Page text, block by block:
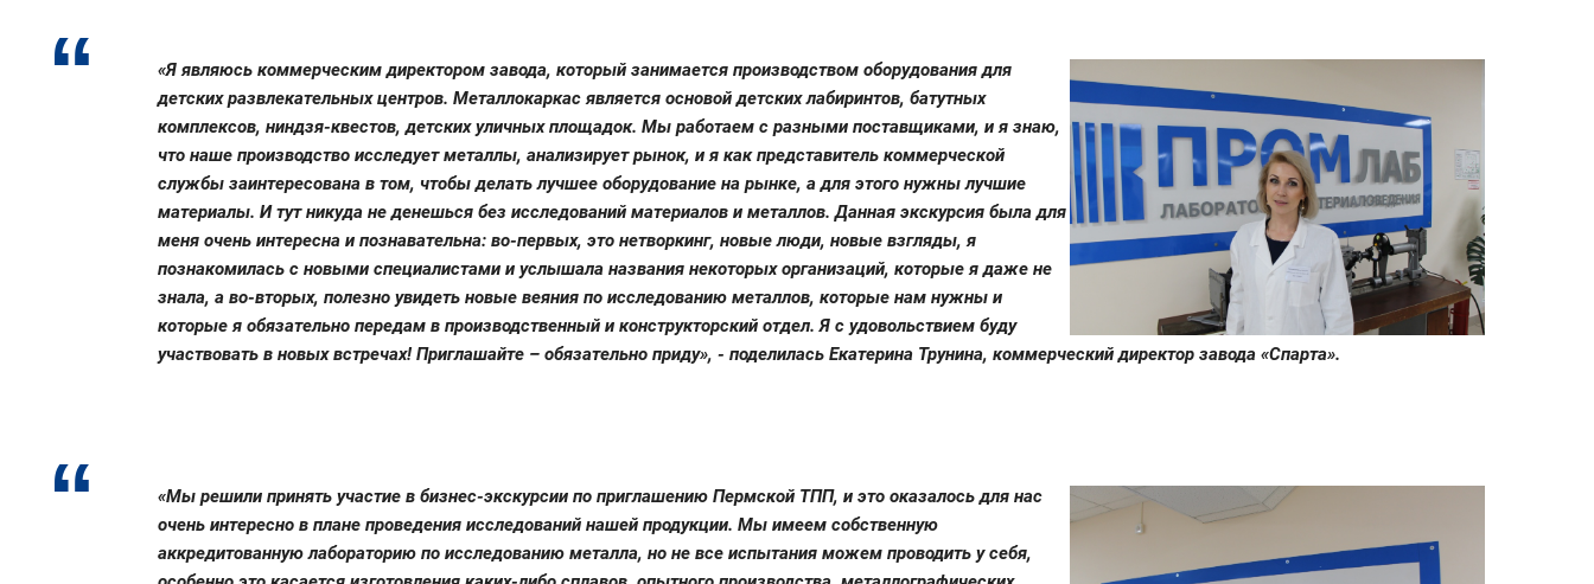
«Я являюсь коммерческим директором завода, который занимается производством оборудования для
детских развлекательных центров. Металлокаркас является основой детских лабиринтов, батутных
комплексов, ниндзя-квестов, детских уличных площадок. Мы работаем с разными поставщиками, и я знаю,
что наше производство исследует металлы, анализирует рынок, и я как представитель коммерческой
службы заинтересована в том, чтобы делать лучшее оборудование на рынке, а для этого нужны лучшие
материалы. И тут никуда не денешься без исследований материалов и металлов. Данная экскурсия была для
меня очень интересна и познавательна: во-первых, это нетворкинг, новые люди, новые взгляды, я
познакомилась с новыми специалистами и услышала названия некоторых организаций, которые я даже не
знала, а во-вторых, полезно увидеть новые веяния по исследованию металлов, которые нам нужны и
которые я обязательно передам в производственный и конструкторский отдел. Я с удовольствием буду
участвовать в новых встречах! Приглашайте – обязательно приду», - поделилась Екатерина Трунина, коммерческий директор завода «Спарта».
«Мы решили принять участие в бизнес-экскурсии по приглашению Пермской ТПП, и это оказалось для нас
очень интересно в плане проведения исследований нашей продукции. Мы имеем собственную
аккредитованную лабораторию по исследованию металла, но не все испытания можем проводить у себя,